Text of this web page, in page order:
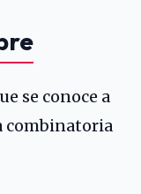
se conoce a
combinatoria